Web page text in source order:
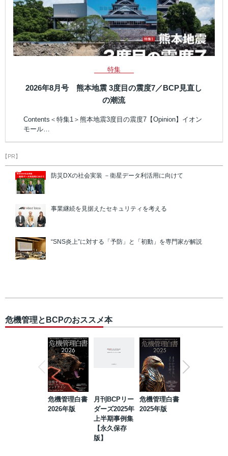
特集
2026年8月号 熊本地震 3度目の震度7／BCP見直し
の潮流
Contents＜特集1＞熊本地震3度目の震度7【Opinion】イオン
モール…
【PR】
防災DXの社会実装 －衛星データ利活用に向けて
事業継続を見据えたセキュリティを考える
“SNS炎上”に対する「予防」と「初動」を専門家が解説
危機管理とBCPのおススメ本
危機管理白書
2026年版
月刊BCPリー
ダーズ2025年
上半期事例集
【永久保存
版】
危機管理白書
2025年版